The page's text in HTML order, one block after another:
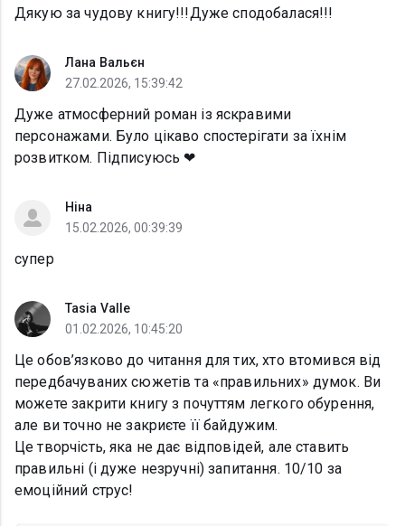
Дякую за чудову книгу!!!Дуже сподобалася!!!
Лана Вальєн
27.02.2026, 15:39:42
Дуже атмосферний роман із яскравими
персонажами. Було цікаво спостерігати за їхнім
розвитком. Підписуюсь ❤
Ніна
15.02.2026, 00:39:39
супер
Tasia Valle
01.02.2026, 10:45:20
Це обов’язково до читання для тих, хто втомився від
передбачуваних сюжетів та «правильних» думок. Ви
можете закрити книгу з почуттям легкого обурення,
але ви точно не закриєте її байдужим.
​Це творчість, яка не дає відповідей, але ставить
правильні (і дуже незручні) запитання. 10/10 за
емоційний струс!